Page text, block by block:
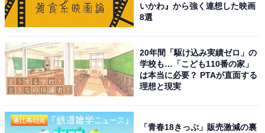
いかわ』から強く連想した映画
8選
20年間「駆け込み実績ゼロ」の
学校も…「こども110番の家」
は本当に必要？ PTAが直面する
理想と現実
「青春18きっぷ」販売激減の裏